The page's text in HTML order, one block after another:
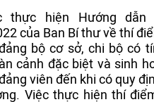
thực hiện Hướng dẫn
của Ban Bí thư về thí
bộ cơ sở, chi bộ có
cảnh đặc biệt và sinh
viên đến khi có quy
Việc thực hiện thí